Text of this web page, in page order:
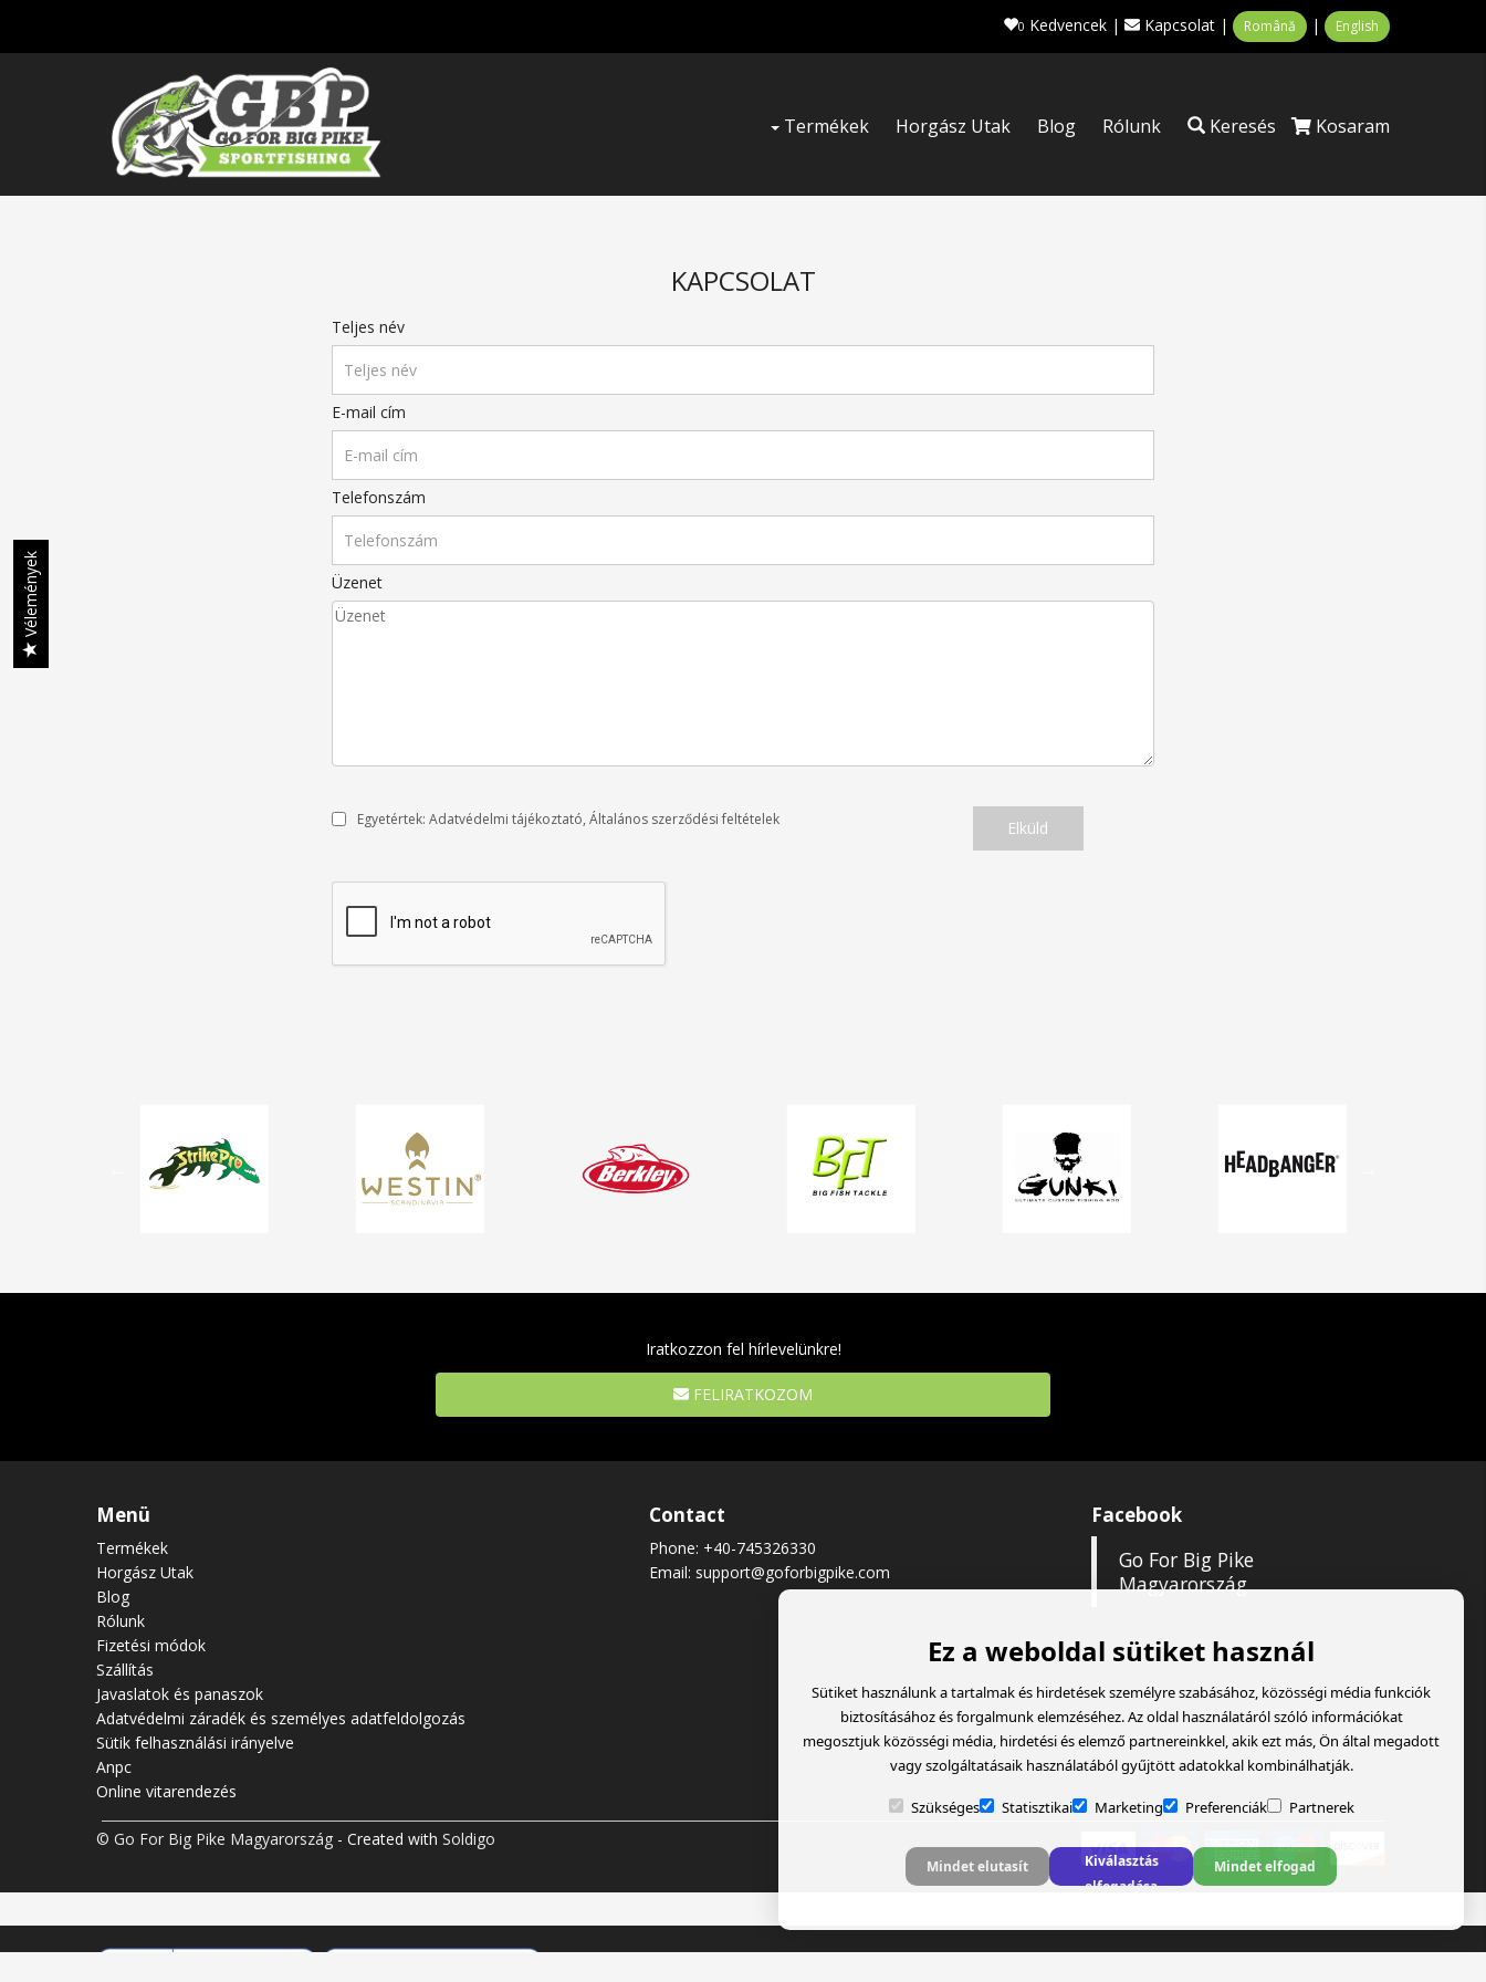
0 Kedvencek | Kapcsolat | Română | English
Termékek Horgász Utak Blog Rólunk Keresés Kosaram
KAPCSOLAT
Teljes név
E-mail cím
Telefonszám
Üzenet
Egyetértek:Adatvédelmi tájékoztató Általános szerződési feltételek Elküld
Iratkozzon fel hírlevelünkre!
FELIRATKOZOM
Menü
Termékek
Horgász Utak
Blog
Rólunk
Fizetési módok
Szállítás
Javaslatok és panaszok
Adatvédelmi záradék és személyes adatfeldolgozás
Sütik felhasználási irányelve
Anpc
Online vitarendezés
Contact
Phone: +40-745326330
Email: support@goforbigpike.com
Facebook
Go For Big Pike
Magyarország
© Go For Big Pike Magyarország - Created with Soldigo
Vélemények
Ez a weboldal sütiket használ
Sütiket használunk a tartalmak és hirdetések személyre szabásához, közösségi média funkciók
biztosításához és forgalmunk elemzéséhez. Az oldal használatáról szóló információkat
megosztjuk közösségi média, hirdetési és elemző partnereinkkel, akik ezt más, Ön által megadott
vagy szolgáltatásaik használatából gyűjtött adatokkal kombinálhatják.
Szükséges Statisztikai Marketing Preferenciák Partnerek
Mindet elutasít
Kiválasztás
elfogadása
Mindet elfogad